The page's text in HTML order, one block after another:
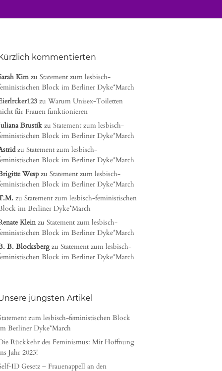
kommentierten
Kimzu Statement zum lesbisch-
Block im Berliner Dyke*March
zu Warum Unisex-Toiletten
für Frauen funktionieren
Brustik zu Statement zum lesbisch-
Block im Berliner Dyke*March
zu Statement zum lesbisch-
Block im Berliner Dyke*March
Wespzu Statement zum lesbisch-
Block im Berliner Dyke*March
zu Statement zum lesbisch-feministischen
im Berliner Dyke*March
Kleinzu Statement zum lesbisch-
Block im Berliner Dyke*March
B. Blocksbergzu Statement zum lesbisch-
Block im Berliner Dyke*March
jüngsten Artikel
zum lesbisch-feministischen Block
Berliner Dyke*March
Rückkehr des Feminismus: Mit Hoffnung
Jahr 2023!
ID Gesetz – Frauenappell an den